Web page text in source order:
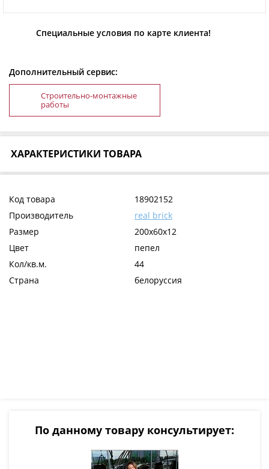
Специальные условия по карте клиента!
Дополнительный сервис:
Строительно-монтажные
работы
ХАРАКТЕРИСТИКИ ТОВАРА
Код товара
18902152
Производитель
real brick
Размер
200х60х12
Цвет
пепел
Кол/кв.м.
44
Страна
белоруссия
По данному товару консультирует: